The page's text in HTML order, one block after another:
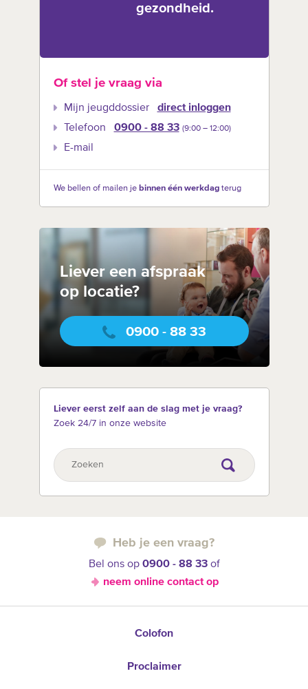
gezondheid.
Of stel je vraag via
Mijn jeugddossier
direct inloggen
Telefoon
0900 - 88 33 (9:00 –‍ 12:00)
E-mail
We bellen of mailen je binnen één werkdagterug
Liever een afspraak
op locatie?
0900 - 88 33
Liever eerst zelf aan de slag met je vraag?
Zoek 24/7 in onze website
Heb je een vraag?
Bel ons op 0900 - 88 33of
neem online contact op
Colofon
Proclaimer